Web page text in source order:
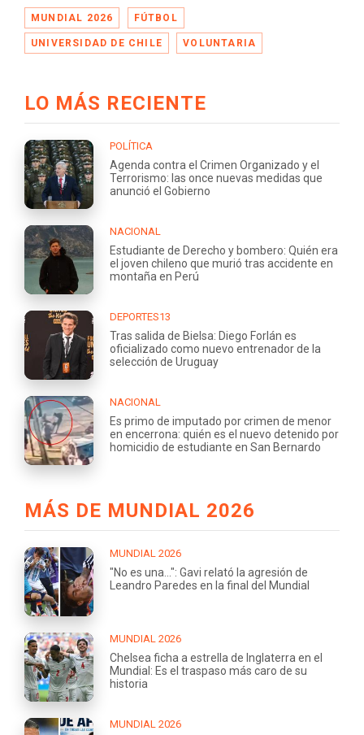
MUNDIAL 2026 FÚTBOL
UNIVERSIDAD DE CHILE VOLUNTARIA
LO MÁS RECIENTE
POLÍTICA
Agenda contra el Crimen Organizado y el
Terrorismo: las once nuevas medidas que
anunció el Gobierno
NACIONAL
Estudiante de Derecho y bombero: Quién era
el joven chileno que murió tras accidente en
montaña en Perú
DEPORTES13
Tras salida de Bielsa: Diego Forlán es
oficializado como nuevo entrenador de la
selección de Uruguay
NACIONAL
Es primo de imputado por crimen de menor
en encerrona: quién es el nuevo detenido por
homicidio de estudiante en San Bernardo
MÁS DE MUNDIAL 2026
MUNDIAL 2026
"No es una...": Gavi relató la agresión de
Leandro Paredes en la final del Mundial
MUNDIAL 2026
Chelsea ficha a estrella de Inglaterra en el
Mundial: Es el traspaso más caro de su
historia
MUNDIAL 2026